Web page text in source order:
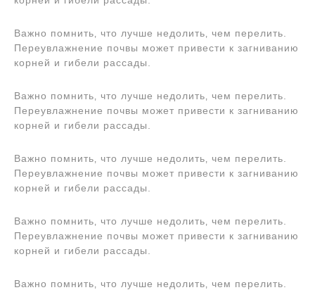
Важно помнить‚ что лучше недолить‚ чем перелить.
Переувлажнение почвы может привести к загниванию
корней и гибели рассады.
Важно помнить‚ что лучше недолить‚ чем перелить.
Переувлажнение почвы может привести к загниванию
корней и гибели рассады.
Важно помнить‚ что лучше недолить‚ чем перелить.
Переувлажнение почвы может привести к загниванию
корней и гибели рассады.
Важно помнить‚ что лучше недолить‚ чем перелить.
Переувлажнение почвы может привести к загниванию
корней и гибели рассады.
Важно помнить‚ что лучше недолить‚ чем перелить.